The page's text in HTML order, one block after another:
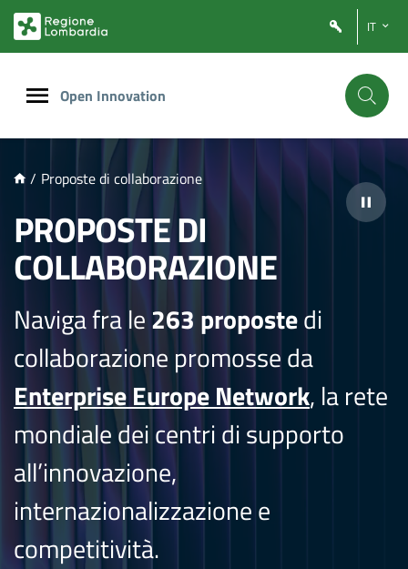
PRINCIPALE
IT
Open Innovation
/ Proposte di collaborazione
PROPOSTE DI
COLLABORAZIONE
Naviga fra le263 propostedi
collaborazione promosse da
Enterprise Europe Network, la rete
mondiale dei centri di supporto
all’innovazione,
internazionalizzazione e
competitività.